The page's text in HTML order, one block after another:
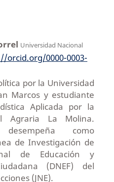
Universidad Nacional
orcid.org/0000-0003-
por la Universidad
Marcos y estudiante
Aplicada por la
Agraria La Molina.
como
de Investigación de
de Educación y
(DNEF) del
(JNE).